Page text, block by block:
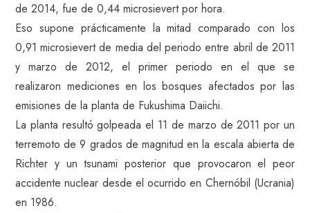
de 2014, fue de 0,44 microsievert por hora.
Eso supone prácticamente la mitad comparado con los
0,91 microsievert de media del periodo entre abril de 2011
y marzo de 2012, el primer periodo en el que se
realizaron mediciones en los bosques afectados por las
emisiones de la planta de Fukushima Daiichi.
La planta resultó golpeada el 11 de marzo de 2011 por un
terremoto de 9 grados de magnitud en la escala abierta de
Richter y un tsunami posterior que provocaron el peor
accidente nuclear desde el ocurrido en Chernóbil (Ucrania)
en 1986.